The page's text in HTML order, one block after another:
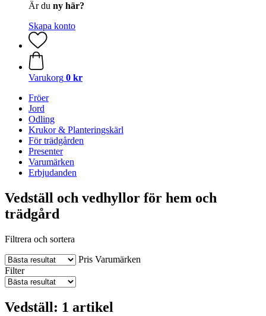
Är du ny här?
Skapa konto
Varukorg 0 kr
Fröer
Jord
Odling
Krukor & Planteringskärl
För trädgården
Presenter
Varumärken
Erbjudanden
Vedställ och vedhyllor för hem och
trädgård
Filtrera och sortera
Pris Varumärken
Filter
Vedställ: 1 artikel